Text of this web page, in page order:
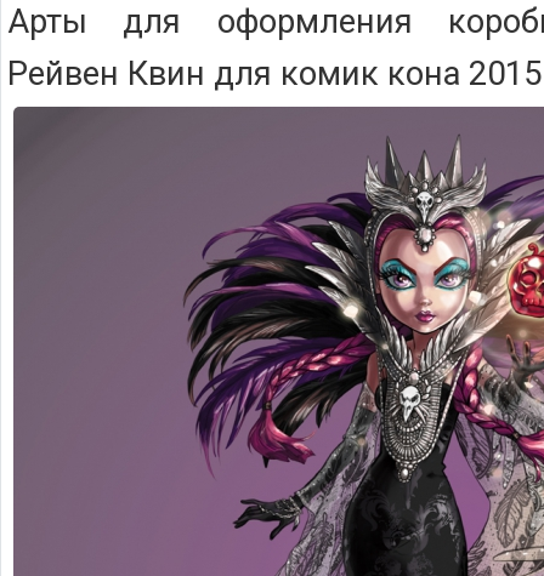
Арты для оформления
Рейвен Квин для комик кона